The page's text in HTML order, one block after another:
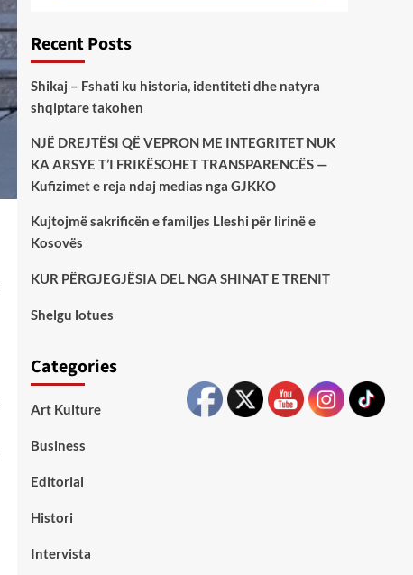
Recent Posts
Shikaj – Fshati ku historia, identiteti dhe natyra
shqiptare takohen
NJË DREJTËSI QË VEPRON ME INTEGRITET NUK
KA ARSYE T’I FRIKËSOHET TRANSPARENCËS —
Kufizimet e reja ndaj medias nga GJKKO
Kujtojmë sakrificën e familjes Lleshi për lirinë e
Kosovës
KUR PËRGJEGJËSIA DEL NGA SHINAT E TRENIT
Shelgu lotues
Categories
Art Kulture
Business
Editorial
Histori
Intervista